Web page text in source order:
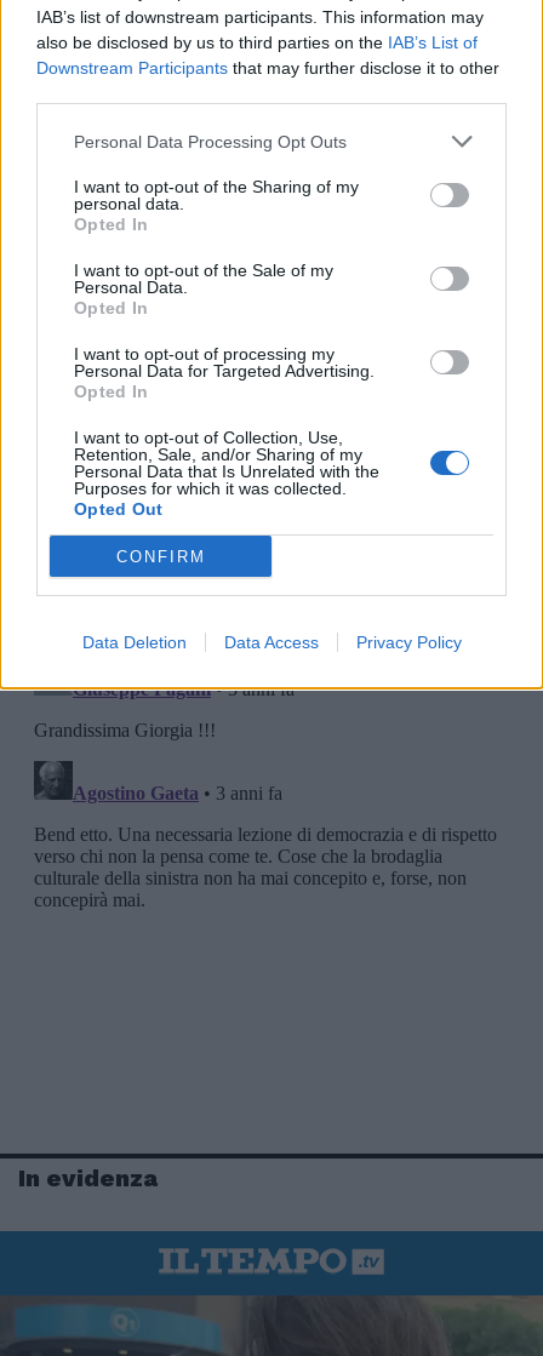
IAB’s list of downstream participants. This information may
also be disclosed by us to third parties on the IAB’s List of
Downstream Participants that may further disclose it to other
Personal Data Processing Opt Outs
I want to opt-out of the Sharing of my
personal data.
Opted In
I want to opt-out of the Sale of my
Personal Data.
Opted In
I want to opt-out of processing my
Personal Data for Targeted Advertising.
Opted In
I want to opt-out of Collection, Use,
Retention, Sale, and/or Sharing of my
Personal Data that Is Unrelated with the
Purposes for which it was collected.
Opted Out
CONFIRM
Data Deletion Data Access Privacy Policy
In evidenza